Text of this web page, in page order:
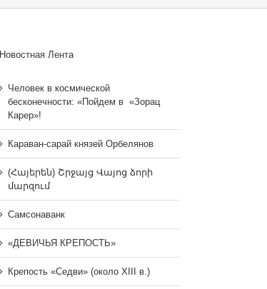
Новостная Лента
Человек в космической
бесконечности: «Пойдем в «Зорац
Карер»!
Караван-сарай князей Орбелянов
(Հայերեն) Շրջայց Վայոց ձորի
մարզում
Самсонаванк
«ДЕВИЧЬЯ КРЕПОСТЬ»
Крепость «Седви» (около XIII в.)